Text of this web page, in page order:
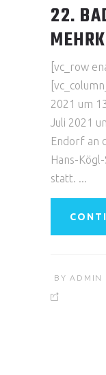
22.
[vc_row
2021 um
Juli 2021
Endorf an
Hans-
statt.
BY ADMIN